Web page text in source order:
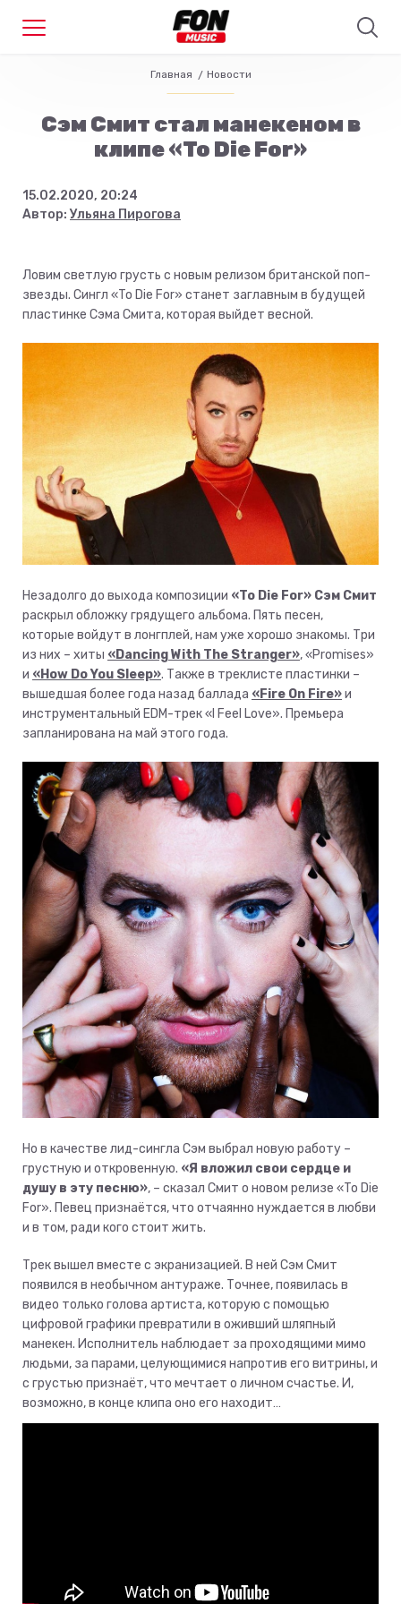
Главная Новости
Сэм Смит стал манекеном в
клипе «To Die For»
15.02.2020, 20:24
Автор:Ульяна Пирогова
Ловим светлую грусть с новым релизом британской поп-
звезды. Сингл «To Die For» станет заглавным в будущей
пластинке Сэма Смита, которая выйдет весной.
Незадолго до выхода композиции «To Die For» Сэм Смит
раскрыл обложку грядущего альбома. Пять песен,
которые войдут в лонгплей, нам уже хорошо знакомы. Три
из них – хиты «Dancing With The Stranger», «Promises»
и «How Do You Sleep». Также в треклисте пластинки –
вышедшая более года назад баллада «Fire On Fire»и
инструментальный EDM-трек «I Feel Love». Премьера
запланирована на май этого года.
Но в качестве лид-сингла Сэм выбрал новую работу –
грустную и откровенную. «Я вложил свои сердце и
душу в эту песню», – сказал Смит о новом релизе «To Die
For». Певец признаётся, что отчаянно нуждается в любви
и в том, ради кого стоит жить.
Трек вышел вместе с экранизацией. В ней Сэм Смит
появился в необычном антураже. Точнее, появилась в
видео только голова артиста, которую с помощью
цифровой графики превратили в оживший шляпный
манекен. Исполнитель наблюдает за проходящими мимо
людьми, за парами, целующимися напротив его витрины, и
с грустью признаёт, что мечтает о личном счастье. И,
возможно, в конце клипа оно его находит…